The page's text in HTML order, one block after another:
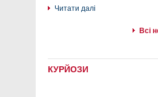
Читати далі
Всі
КУРЙОЗИ